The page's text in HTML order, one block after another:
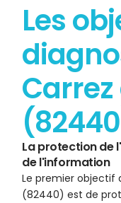
Les
La protection de
de l'information
Le premier objectif
(82440) est de